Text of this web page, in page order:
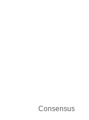
Consensus